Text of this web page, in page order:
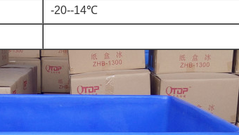
-20--14℃